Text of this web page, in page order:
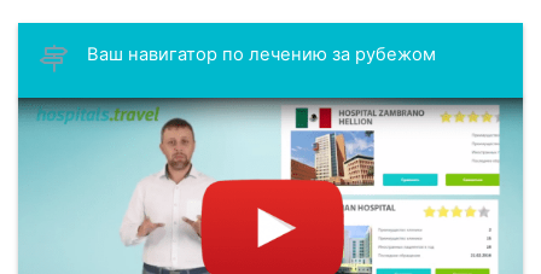
Ваш навигатор по лечению за рубежом